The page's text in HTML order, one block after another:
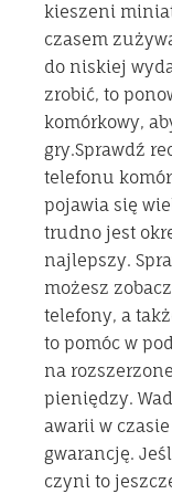
kieszeni
czasem
do niskiej
zrobić, to
komórkowy,
gry.Sprawdź
telefonu
pojawia się
trudno jest
najlepszy.
możesz
telefony, a
to pomóc w
na
pieniędzy.
awarii w
gwarancję.
czyni to